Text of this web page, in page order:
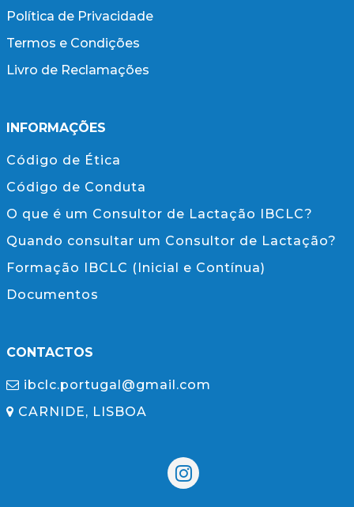
Política de Privacidade
Termos e Condições
Livro de Reclamações
INFORMAÇÕES
Código de Ética
Código de Conduta
O que é um Consultor de Lactação IBCLC?
Quando consultar um Consultor de Lactação?
Formação IBCLC (Inicial e Contínua)
Documentos
CONTACTOS
ibclc.portugal@gmail.com
CARNIDE, LISBOA